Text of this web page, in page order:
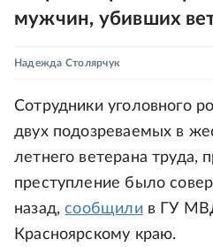
мужчин, убивших
Надежда Столярчук
Сотрудники уголовного
двух подозреваемых в
летнего ветерана труда,
преступление было
назад,сообщили в ГУ
Красноярскому краю.